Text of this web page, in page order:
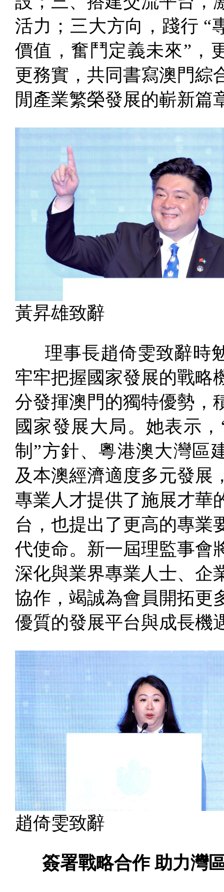
活力；三大方向，踐行 “
價值，奮鬥定義未來”，
更務實，共同書寫澳門綜
閒產業繁榮發展的嶄新篇
黃昇雄致辭
理事長趙倚雯致辭時
牢牢把握國家發展的戰略
分發揮澳門的獨特優勢，
國家發展大局。她表示
制”方針、粵港澳大灣區
及本澳經濟適度多元發展
專業人才提供了施展才華
台，也提出了更高的專業
代使命。新一屆理監事會
深化與業界專業人士、企
協作，竭誠為會員開拓更
優質的發展平台與成長機
趙倚雯致辭
簽署戰略合作 助力灣